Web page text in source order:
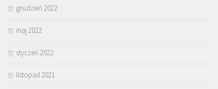
grudzień 2022
maj 2022
styczeń 2022
listopad 2021